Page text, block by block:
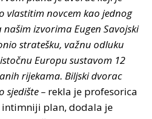
vlastitim novcem kao jednog
izvorima Eugen Savojski
stratešku, važnu odluku
Europu sustavom 12
rijekama. Biljski dvorac
sjedište – rekla je profesorica
plan, dodala je